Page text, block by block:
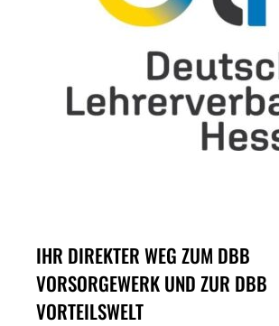
IHR DIREKTER WEG ZUM DBB
VORSORGEWERK UND ZUR DBB
VORTEILSWELT